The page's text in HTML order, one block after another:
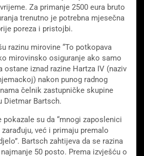
Za primanje 2500 eura bruto
trenutno je potrebna mjesečna
poreza i pristojbi.
razinu mirovine “To potkopava
mirovinsko osiguranje ako samo
iznad razine Hartza IV (naziv
nakon punog radnog
čelnik zastupničke skupine
Dietmar Bartsch.
pokazale su da “mnogi zaposlenici
već i primaju premalo
Bartsch zahtijeva da se razina
50 posto. Prema izvješću o